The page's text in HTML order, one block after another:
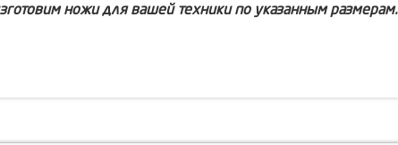
ножи для вашей техники по указанным размерам.